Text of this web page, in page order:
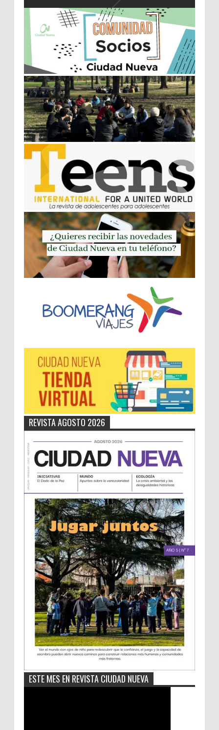
REVISTA AGOSTO 2026
ESTE MES EN REVISTA CIUDAD NUEVA